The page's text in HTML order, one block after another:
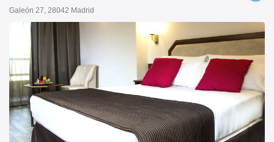
Galeón 27, 28042 Madrid